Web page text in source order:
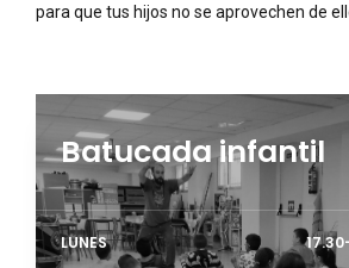
para que tus hijos no se aprovechen de
Batucada infantil
LUNES